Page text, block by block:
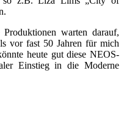
warten darauf,
vor fast 50 Jahren für mich
heute gut diese NEOS-
Einstieg in die Moderne